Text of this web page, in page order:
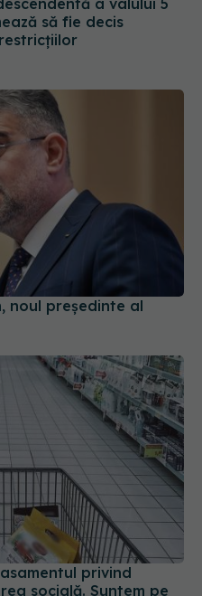
noul președinte al
privind
socială. Suntem pe
Bulgaria